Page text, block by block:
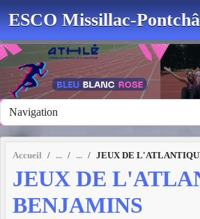
ESCO Missillac-
Accueil JEUX DE
JEUX DE
BENJAMINS